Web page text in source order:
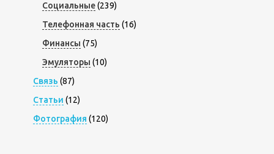
Социальные(239)
Телефонная часть (16)
Финансы (75)
Эмуляторы (10)
Связь (87)
Статьи (12)
Фотография (120)